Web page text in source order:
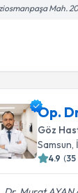
Mah.
Op.
Göz
Samsun,
4.9 (35